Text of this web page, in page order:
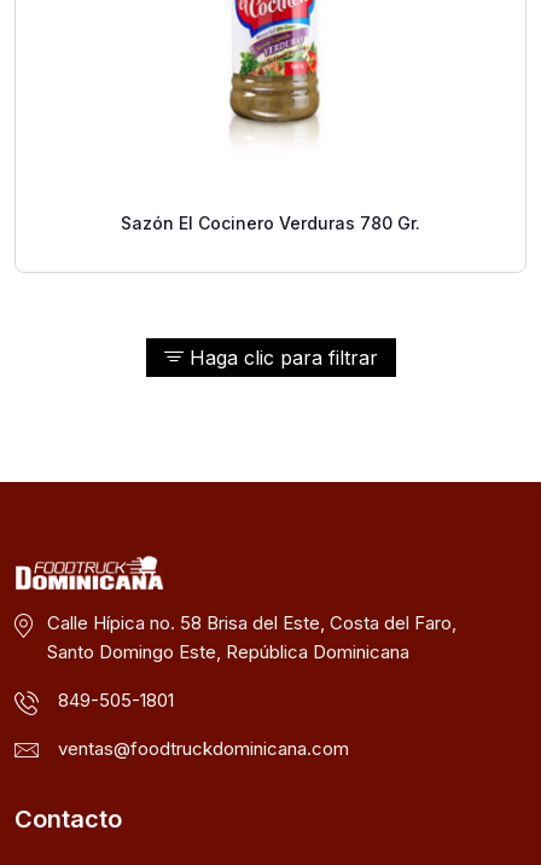
Haga clic para filtrar
Sazón El Cocinero Verduras 780 Gr.
Calle Hípica no. 58 Brisa del Este, Costa del Faro,
Santo Domingo Este, República Dominicana
849-505-1801
ventas@foodtruckdominicana.com
Contacto